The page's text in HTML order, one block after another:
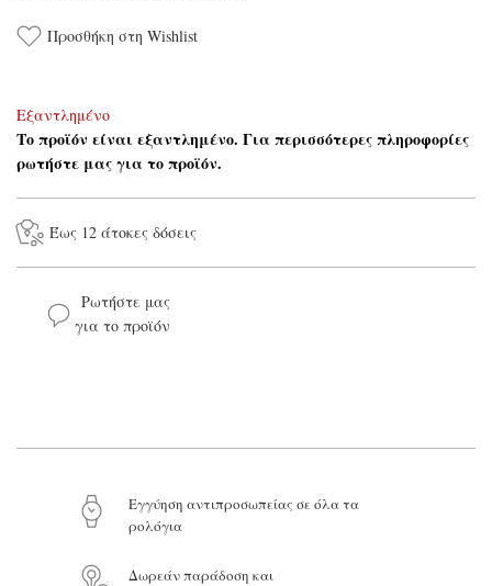
Προσθήκη στη Wishlist
Εξαντλημένο
Το προϊόν είναι εξαντλημένο. Για περισσότερες πληροφορίες
ρωτήστε μας για το προϊόν.
Έως 12 άτοκες δόσεις
Ρωτήστε μας
για το προϊόν
Το μήνυμά σας
Eγγύηση αντιπροσωπείας σε όλα τα
ρολόγια
Δωρεάν παράδοση και